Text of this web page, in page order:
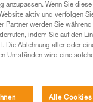
kletternde
anzupassen. Wenn Sie
aktiv und verfolgen
Partner werden Sie während
indem Sie auf den
Die Ablehnung aller oder
Umständen wird eine
Alle